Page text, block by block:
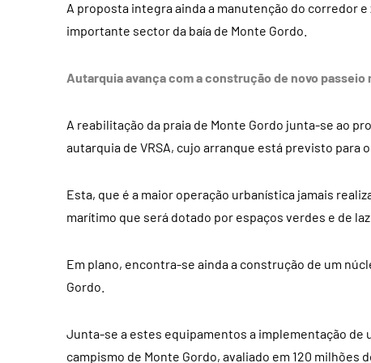
A proposta integra ainda a manutenção do corredor
importante sector da baía de Monte Gordo.
Autarquia avança com a construção de novo passeio
A reabilitação da praia de Monte Gordo junta-se ao
autarquia de VRSA, cujo arranque está previsto para o
Esta, que é a maior operação urbanística jamais
marítimo que será dotado por espaços verdes e de
Em plano, encontra-se ainda a construção de um
Gordo.
Junta-se a estes equipamentos a implementação
campismo de Monte Gordo, avaliado em 120